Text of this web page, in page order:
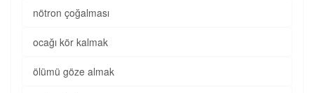
nötron çoğalması
ocağı kör kalmak
ölümü göze almak